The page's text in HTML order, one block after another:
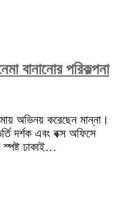
বানানোর পরিকল্পনা
অভিনয় করেছেন মান্না।
দর্শক এবং বক্স অফিসে
ঢাকাই…